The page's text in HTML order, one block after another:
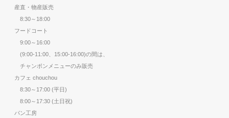
産直・物産販売
8:30～18:00
フードコート
9:00～16:00
(9:00-11:00、15:00-16:00)の間は、
チャンポンメニューのみ販売
カフェ chouchou
8:30～17:00 (平日)
8:00～17:30 (土日祝)
パン工房